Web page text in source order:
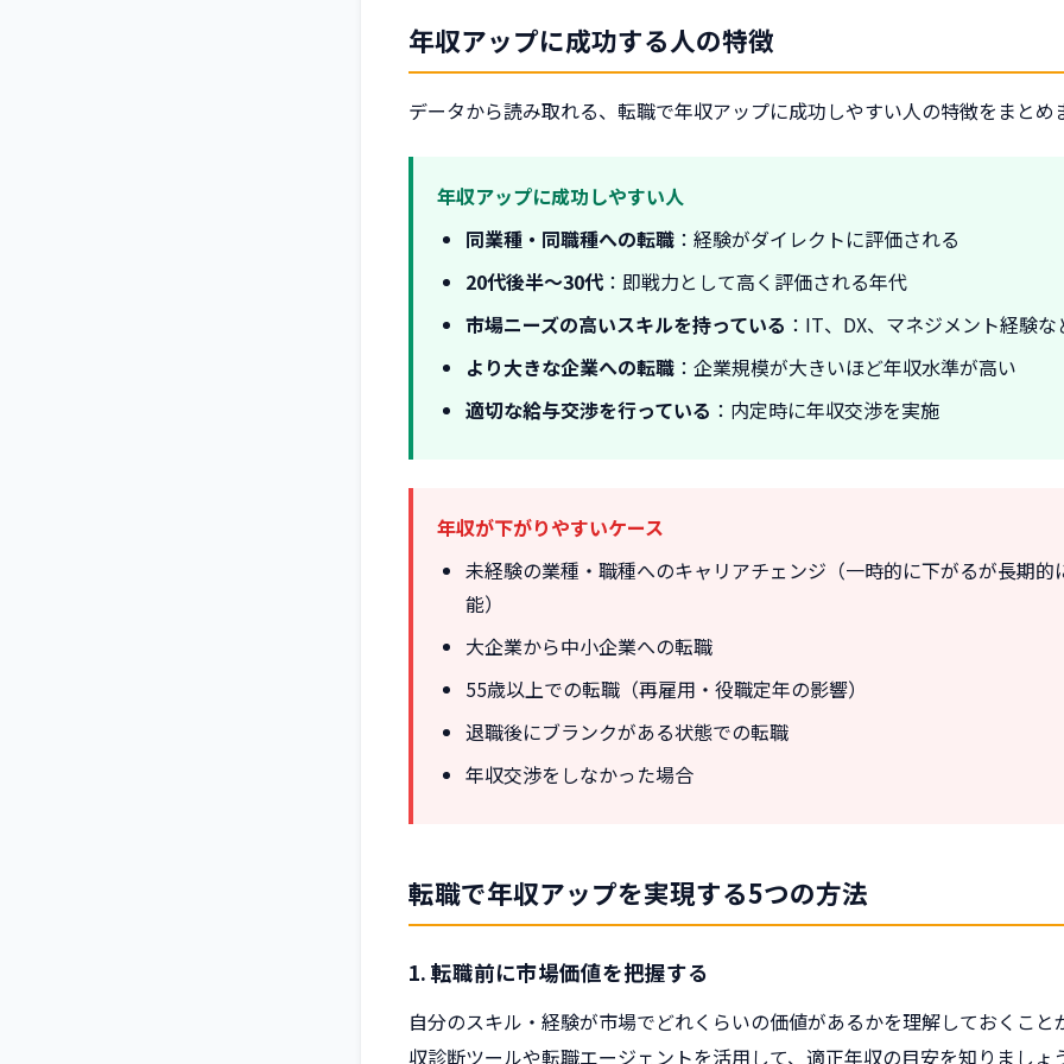
年収アップに成功する人の特徴
データから読み取れる、転職で年収アップに成功しやすい人の特徴をまとめ
年収アップに成功しやすい人
同業種・同職種への転職 ：経験がダイレクトに評価される
20代後半〜30代 ：即戦力として高く評価される年代
市場ニーズの高いスキルを持っている ：IT、DX、マネジメント経験な
より大きな企業への転職 ：企業規模が大きいほど年収水準が高い
適切な給与交渉を行っている ：内定時に年収交渉を実施
年収が下がりやすいケース
未経験の業種・職種へのキャリアチェンジ（一時的に下がるが長期的
能）
大企業から中小企業への転職
55歳以上での転職（再雇用・役職定年の影響）
退職後にブランクがある状態での転職
年収交渉をしなかった場合
転職で年収アップを実現する5つの方法
1. 転職前に市場価値を把握する
自分のスキル・経験が市場でどれくらいの価値があるかを理解しておくこと
収診断ツールや転職エージェントを活用して、適正年収の目安を知りましょ